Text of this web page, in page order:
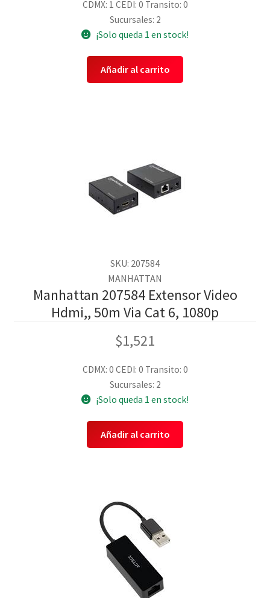
CDMX: 1 CEDI: 0 Transito: 0
Sucursales: 2
¡Solo queda 1 en stock!
Añadir al carrito
SKU: 207584
MANHATTAN
Manhattan 207584 Extensor Video
Hdmi,, 50m Via Cat 6, 1080p
$1,521
CDMX: 0 CEDI: 0 Transito: 0
Sucursales: 2
¡Solo queda 1 en stock!
Añadir al carrito